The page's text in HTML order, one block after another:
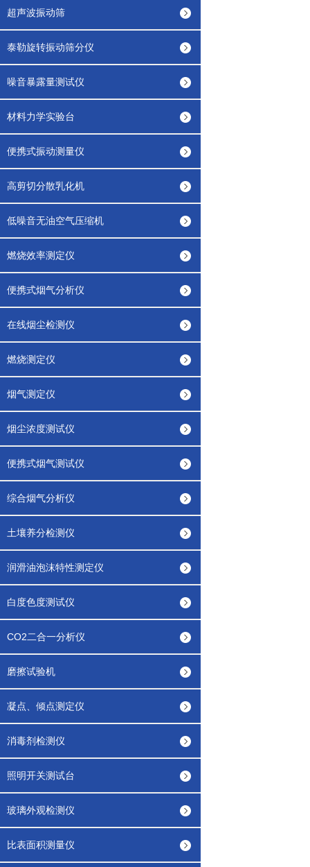
超声波振动筛
泰勒旋转振动筛分仪
噪音暴露量测试仪
材料力学实验台
便携式振动测量仪
高剪切分散乳化机
低噪音无油空气压缩机
燃烧效率测定仪
便携式烟气分析仪
在线烟尘检测仪
燃烧测定仪
烟气测定仪
烟尘浓度测试仪
便携式烟气测试仪
综合烟气分析仪
土壤养分检测仪
润滑油泡沫特性测定仪
白度色度测试仪
CO2二合一分析仪
磨擦试验机
凝点、倾点测定仪
消毒剂检测仪
照明开关测试台
玻璃外观检测仪
比表面积测量仪